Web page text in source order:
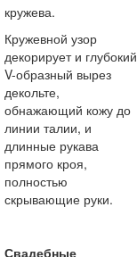
кружева.
Кружевной узор
декорирует и глубокий
V-образный вырез
декольте,
обнажающий кожу до
линии талии, и
длинные рукава
прямого кроя,
полностью
скрывающие руки.
Свадебные